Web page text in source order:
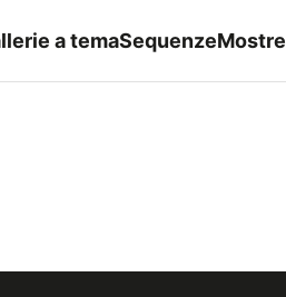
a temaSequenzeMostre